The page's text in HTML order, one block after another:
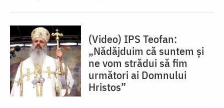
(Video) IPS Teofan:
„Nădăjduim că suntem și
ne vom strădui să fim
următori ai Domnului
Hristos”